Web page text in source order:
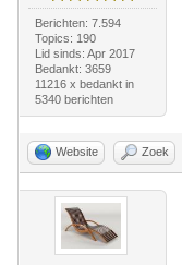
Berichten: 7.594
Topics: 190
Lid sinds: Apr 2017
Bedankt: 3659
11216 x bedankt in
5340 berichten
Website Zoek